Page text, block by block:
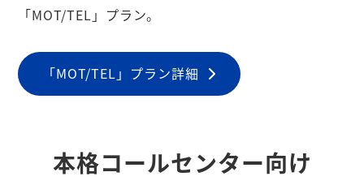
「MOT/TEL」プラン。
「MOT/TEL」プラン詳細
本格コールセンター向け